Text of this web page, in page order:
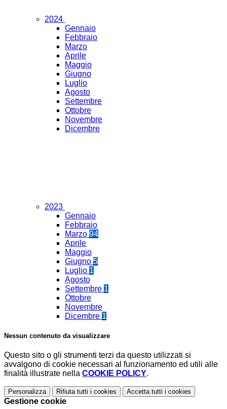
2024
Gennaio
Febbraio
Marzo
Aprile
Maggio
Giugno
Luglio
Agosto
Settembre
Ottobre
Novembre
Dicembre
2023
Gennaio
Febbraio
Marzo 94
Aprile
Maggio
Giugno 5
Luglio 1
Agosto
Settembre 1
Ottobre
Novembre
Dicembre 1
Nessun contenuto da visualizzare
Questo sito o gli strumenti terzi da questo utilizzati si
avvalgono di cookie necessari al funzionamento ed utili alle
finalità illustrate nella COOKIE POLICY.
Personalizza Rifiuta tutti i cookies Accetta tutti i cookies
Gestione cookie